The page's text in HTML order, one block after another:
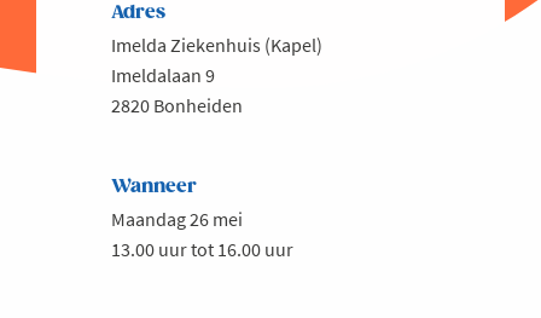
Adres
Imelda Ziekenhuis (Kapel)
Imeldalaan 9
2820 Bonheiden
Wanneer
Maandag 26 mei
13.00 uur tot 16.00 uur